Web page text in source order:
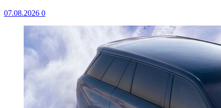
07.08.2026 0